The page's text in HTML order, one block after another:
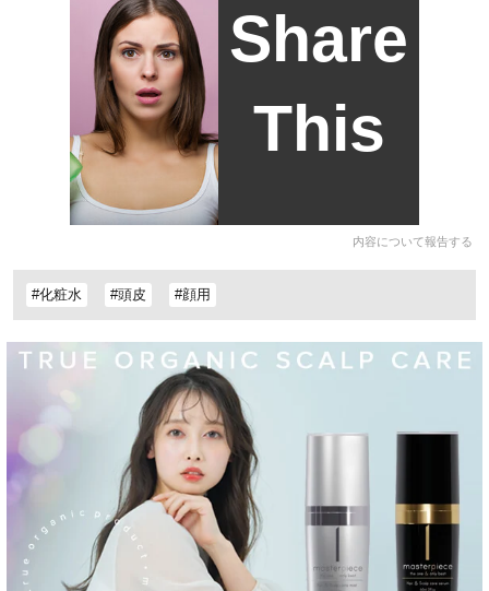
Share
This
内容について報告する
#化粧水 #頭皮 #顔用